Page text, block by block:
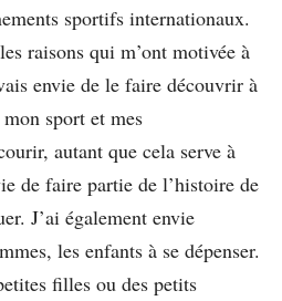
sportifs internationaux.
raisons qui m’ont motivée à
envie de le faire découvrir à
sport et mes
autant que cela serve à
de faire partie de l’histoire de
J’ai également envie
les enfants à se dépenser.
filles ou des petits